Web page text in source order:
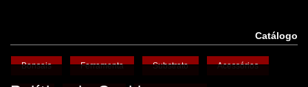
Catálogo
Bonsais Ferramenta Substrato Acessórios